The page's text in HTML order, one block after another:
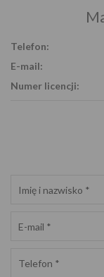
Telefon:
E-mail:
Numer licencji: